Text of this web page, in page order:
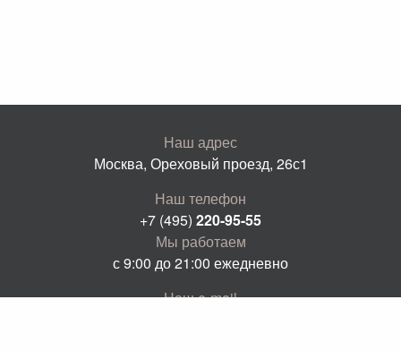
Наш адрес
Москва, Ореховый проезд, 26с1
Наш телефон
+7 (495) 220-95-55
Мы работаем
с 9:00 до 21:00 ежедневно
Наш e-mail